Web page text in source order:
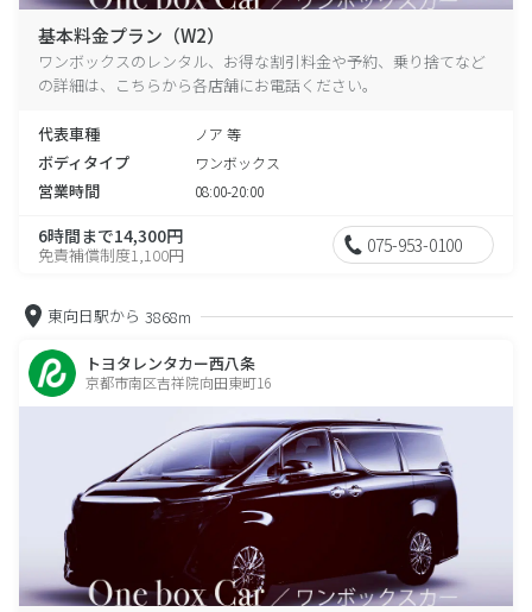
基本料金プラン（W2）
ワンボックスのレンタル、お得な割引料金や予約、乗り捨てなど
の詳細は、こちらから各店舗にお電話ください。
代表車種 ノア 等
ボディタイプ ワンボックス
営業時間 08:00-20:00
6時間まで14,300円
免責補償制度1,100円 075-953-0100
東向日駅から 3868m
トヨタレンタカー西八条
京都市南区吉祥院向田東町16